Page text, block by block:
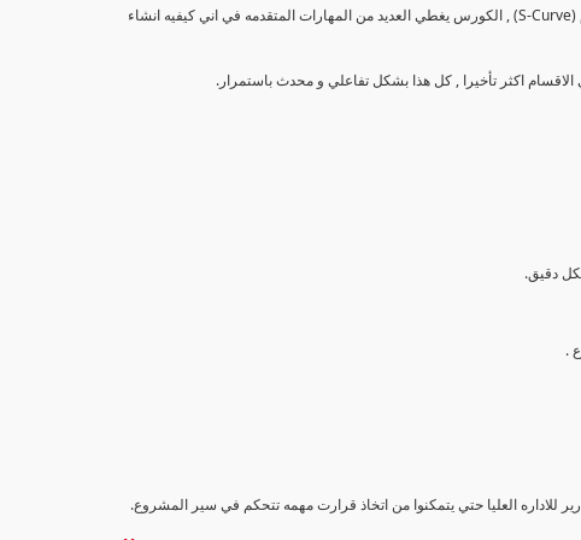
تهدف هذه الدورة إلى تزويد المشاركين بالمهارات والمعرفة اللازمة لإنشاء وتحليل منحنيات التقدم (S-Curve) , الكورس يغطي العديد من المهارات المتقدمه في اني كيفيه انشاء
للاداره العليا حتي يتمكنوا من اتخاذ قرارت مهمه تتحكم في سير المشروع.